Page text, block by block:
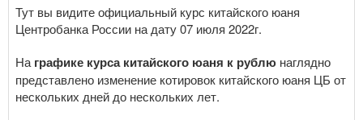
Тут вы видите официальный курс китайского юаня
Центробанка России на дату 07 июля 2022г.
На графике курса китайского юаня к рублю наглядно
представлено изменение котировок китайского юаня ЦБ от
нескольких дней до нескольких лет.